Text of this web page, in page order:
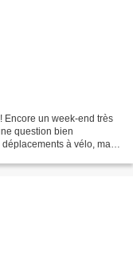
Encore un week-end très
question bien
à vélo, mais